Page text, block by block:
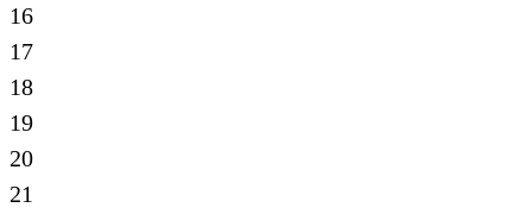
16
17
18
19
20
21